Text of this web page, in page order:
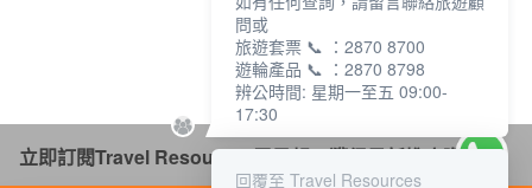
立即訂閱Travel Resources電子報，獲得最新推廣資訊！
問或
旅遊套票 📞 ：2870 8700
遊輪產品 📞 ：2870 8798
辨公時間: 星期一至五 09:00-
17:30
回覆至 Travel Resources